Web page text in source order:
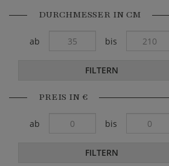
DURCHMESSER IN CM
ab bis
FILTERN
PREIS IN €
ab bis
FILTERN